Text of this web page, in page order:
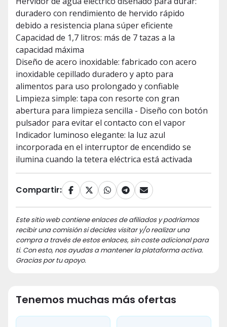
duradero con rendimiento de hervido rápido
debido a resistencia plana súper eficiente
Capacidad de 1,7 litros: más de 7 tazas a la
capacidad máxima
Diseño de acero inoxidable: fabricado con acero
inoxidable cepillado duradero y apto para
alimentos para uso prolongado y confiable
Limpieza simple: tapa con resorte con gran
abertura para limpieza sencilla - Diseño con botón
pulsador para evitar el contacto con el vapor
Indicador luminoso elegante: la luz azul
incorporada en el interruptor de encendido se
ilumina cuando la tetera eléctrica está activada
Compartir:
Este sitio web contiene enlaces de afiliados y podríamos
recibir una comisión si decides visitar y/o realizar una
compra a través de estos enlaces, sin coste adicional para
ti. Con esto, nos ayudas a mantener la plataforma activa.
Gracias por tu apoyo.
Tenemos muchas más ofertas